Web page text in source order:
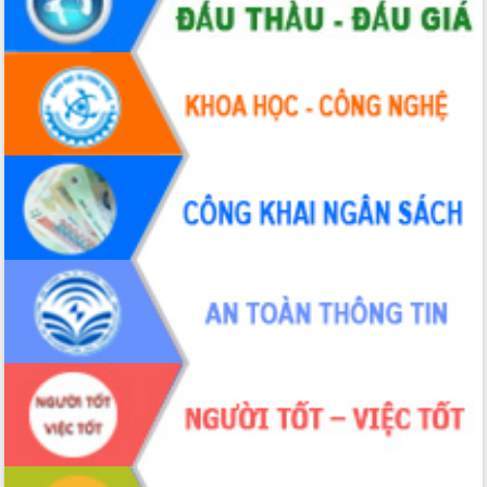
Tháo gỡ những vướng mắc, đẩy mạnh
công tác cải cách thủ tục hành chính
tại Trung tâm Phục vụ hành chính
công tỉnh
Đắk Lắk: Tôn vinh 46 giải pháp tại Hội
thi Sáng tạo Kỹ thuật 2024 - 2025
Đắk Lắk rà soát, điều chỉnh Đề án 190
về phát triển nuôi trồng thủy sản
Phó Chủ tịch UBND tỉnh Đắk Lắk
Trương Công Thái kiểm tra thực địa
Dự án cao tốc Khánh Hòa - Buôn Ma
Thuột
Định vị cà phê Việt Nam như một “di
sản sống” trong dòng chảy toàn cầu
Xây dựng nông thôn mới: Nâng cao đời
sống người dân từ những mô hình thiết
thực
Quyết liệt tháo gỡ vướng mắc, đẩy
nhanh tiến độ các dự án trọng điểm
trong Khu kinh tế Nam Phú Yên